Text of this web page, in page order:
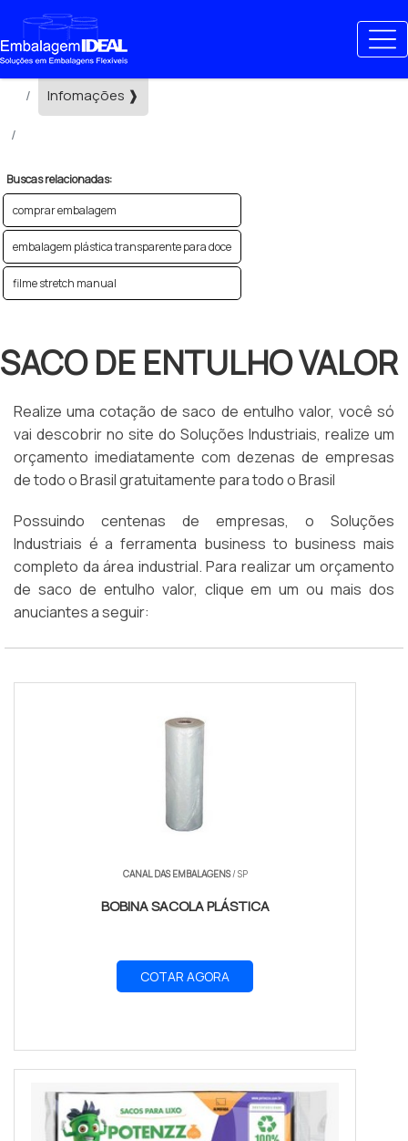
Home ❱
Infomações ❱
Buscas relacionadas:
comprar embalagem
embalagem plástica transparente para doce
filme stretch manual
SACO DE ENTULHO VALOR
Realize uma cotação de saco de entulho valor, você só
vai descobrir no site do Soluções Industriais, realize um
orçamento imediatamente com dezenas de empresas
de todo o Brasil gratuitamente para todo o Brasil
Possuindo centenas de empresas, o Soluções
Industriais é a ferramenta business to business mais
completo da área industrial. Para realizar um orçamento
de saco de entulho valor, clique em um ou mais dos
anuciantes a seguir:
CANAL DAS EMBALAGENS/ SP
BOBINA SACOLA PLÁSTICA
COTAR AGORA